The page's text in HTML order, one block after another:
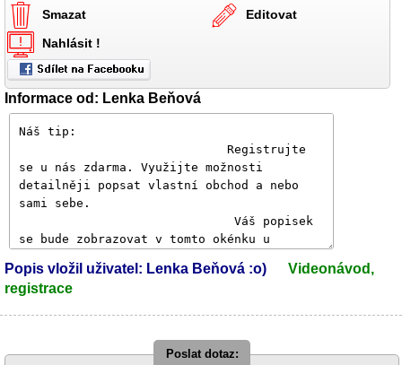
Smazat
Editovat
Nahlásit !
Informace od: Lenka Beňová
Popis vložil uživatel: Lenka Beňová :o)
Videonávod,
registrace
Poslat dotaz: